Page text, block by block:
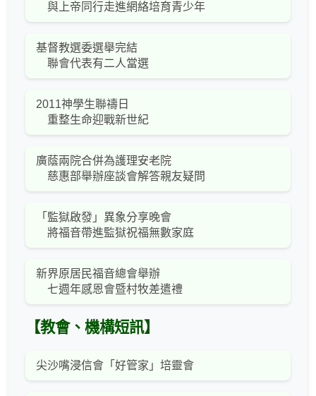
與上帝同行走進網絡培育青少年
基督教選委選舉完結
聯會代表有二人當選
2011神學生聯禱日
重整生命迎戰新世紀
廣蔭兩院合併為護理安老院
慈惠部舉辦座談會解答親友疑問
「監獄啟發」異象分享晚會
將福音帶進監獄祝福無數家庭
新界原居民福音總會舉辦
七週年感恩會暨村牧差遣禮
【教會、機構短訊】
尖沙嘴浸信會「好管家」培靈會